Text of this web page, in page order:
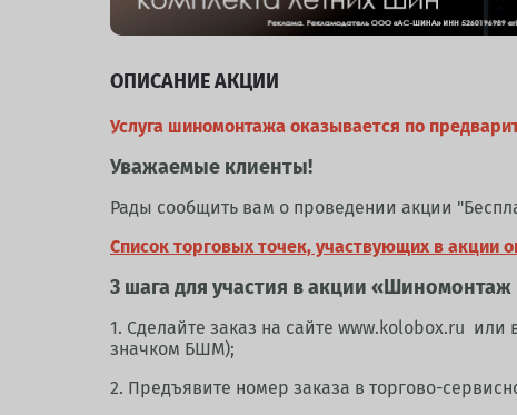
ОПИСАНИЕ АКЦИИ
Услуга шиномонтажа оказывается по
Уважаемые клиенты!
Рады сообщить вам о проведении акции
Список торговых точек, участвующих в акции
3 шага для участия в акции
1. Сделайте заказ на сайте www.kolobox.ru
значком БШМ);
2. Предъявите номер заказа в торгово-